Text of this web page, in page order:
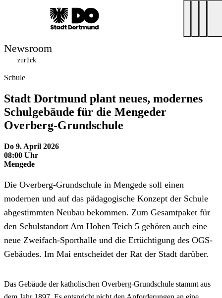
Newsroom
zurück
Schule
Stadt Dortmund plant neues, modernes
Schulgebäude für die Mengeder
Overberg-Grundschule
Do 9. April 2026
08:00 Uhr
Mengede
Die Overberg-Grundschule in Mengede soll einen
modernen und auf das pädagogische Konzept der Schule
abgestimmten Neubau bekommen. Zum Gesamtpaket für
den Schulstandort Am Hohen Teich 5 gehören auch eine
neue Zweifach-Sporthalle und die Ertüchtigung des OGS-
Gebäudes. Im Mai entscheidet der Rat der Stadt darüber.
Das Gebäude der katholischen Overberg-Grundschule stammt aus